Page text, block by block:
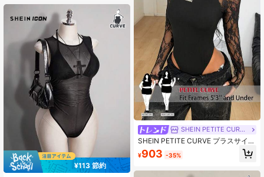
ッグ ジャンプスーツ、夏の日々の通
勤とバカンスに適しています
¥113 節約
SHEIN PETITE CURVE
SHEIN PETITE CURVE プラスサイズ
ファッショナブル セクシー レース
パッチワーク スタンドカラー ボディ
¥903 -35%